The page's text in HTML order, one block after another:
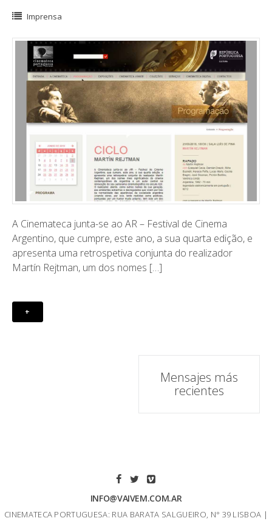
Imprensa
A Cinemateca junta-se ao AR – Festival de Cinema
Argentino, que cumpre, este ano, a sua quarta edição, e
apresenta uma retrospetiva conjunta do realizador
Martín Rejtman, um dos nomes […]
+
Mensajes más
recientes
INFO@VAIVEM.COM.AR
CINEMATECA PORTUGUESA: RUA BARATA SALGUEIRO, N° 39 LISBOA |